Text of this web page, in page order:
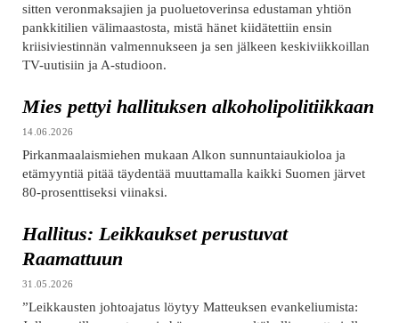
sitten veronmaksajien ja puoluetoverinsa edustaman yhtiön
pankkitilien välimaastosta, mistä hänet kiidätettiin ensin
kriisiviestinnän valmennukseen ja sen jälkeen keskiviikkoillan
TV-uutisiin ja A-studioon.
Mies pettyi hallituksen alkoholipolitiikkaan
14.06.2026
Pirkanmaalaismiehen mukaan Alkon sunnuntaiaukioloa ja
etämyyntiä pitää täydentää muuttamalla kaikki Suomen järvet
80-prosenttiseksi viinaksi.
Hallitus: Leikkaukset perustuvat
Raamattuun
31.05.2026
”Leikkausten johtoajatus löytyy Matteuksen evankeliumista: